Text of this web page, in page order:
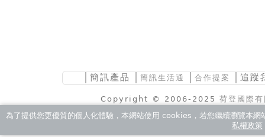
簡訊產品 簡訊生活通 合作提案 │追蹤
Copyright © 2006-2025 荷登國際
為了提供您更優質的個人化體驗，本網站使用 cookies，若您繼續瀏覽本
私權政策